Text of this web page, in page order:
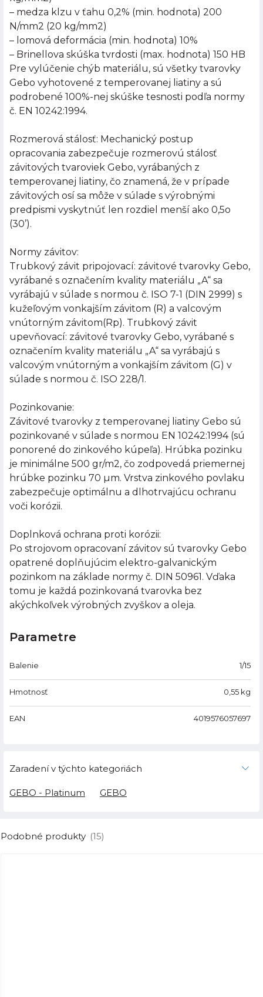
– medza klzu v ťahu 0,2% (min. hodnota) 200
N/mm2 (20 kg/mm2)
– lomová deformácia (min. hodnota) 10%
– Brinellova skúška tvrdosti (max. hodnota) 150 HB
Pre vylúčenie chýb materiálu, sú všetky tvarovky
Gebo vyhotovené z temperovanej liatiny a sú
podrobené 100%-nej skúške tesnosti podľa normy
č. EN 10242:1994.
Rozmerová stálosť: Mechanický postup
opracovania zabezpečuje rozmerovú stálosť
závitových tvaroviek Gebo, vyrábaných z
temperovanej liatiny, čo znamená, že v prípade
závitových osí sa môže v súlade s výrobnými
predpismi vyskytnúť len rozdiel menší ako 0,5o
(30’).
Normy závitov:
Trubkový závit pripojovací: závitové tvarovky Gebo,
vyrábané s označením kvality materiálu „A“ sa
vyrábajú v súlade s normou č. ISO 7-1 (DIN 2999) s
kužeľovým vonkajším závitom (R) a valcovým
vnútorným závitom(Rp). Trubkový závit
upevňovací: závitové tvarovky Gebo, vyrábané s
označením kvality materiálu „A“ sa vyrábajú s
valcovým vnútorným a vonkajším závitom (G) v
súlade s normou č. ISO 228/1.
Pozinkovanie:
Závitové tvarovky z temperovanej liatiny Gebo sú
pozinkované v súlade s normou EN 10242:1994 (sú
ponorené do zinkového kúpeľa). Hrúbka pozinku
je minimálne 500 gr/m2, čo zodpovedá priemernej
hrúbke pozinku 70 µm. Vrstva zinkového povlaku
zabezpečuje optimálnu a dlhotrvajúcu ochranu
voči korózii.
Doplnková ochrana proti korózii:
Po strojovom opracovaní závitov sú tvarovky Gebo
opatrené doplňujúcim elektro-galvanickým
pozinkom na základe normy č. DIN 50961. Vďaka
tomu je každá pozinkovaná tvarovka bez
akýchkoľvek výrobných zvyškov a oleja.
Parametre
Balenie 1/15
Hmotnosť 0,55 kg
EAN 4019576057697
Zaradení v týchto kategoriách
GEBO - Platinum GEBO
Podobné produkty (15)